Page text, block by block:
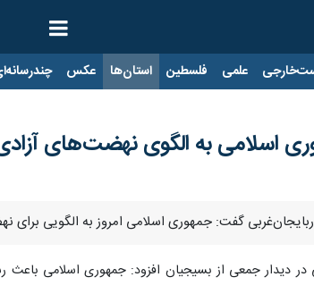
علمی فلسطین استان‌ها عکس
اسلامی به الگوی نهضت‌های